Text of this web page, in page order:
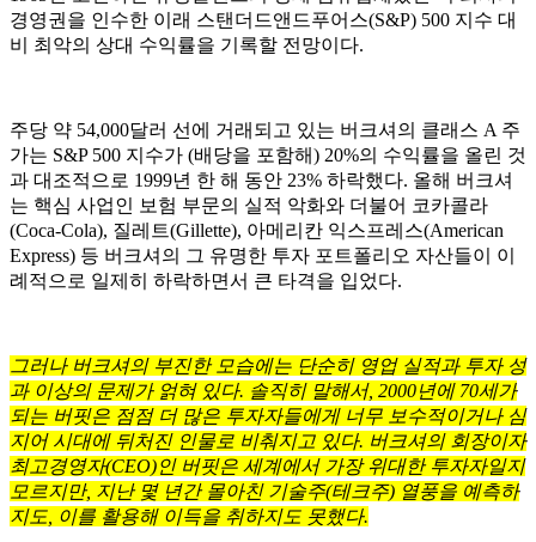
경영권을 인수한 이래 스탠더드앤드푸어스(S&P) 500 지수 대
비 최악의 상대 수익률을 기록할 전망이다.
주당 약 54,000달러 선에 거래되고 있는 버크셔의 클래스 A 주
가는 S&P 500 지수가 (배당을 포함해) 20%의 수익률을 올린 것
과 대조적으로 1999년 한 해 동안 23% 하락했다. 올해 버크셔
는 핵심 사업인 보험 부문의 실적 악화와 더불어 코카콜라
(Coca-Cola), 질레트(Gillette), 아메리칸 익스프레스(American
Express) 등 버크셔의 그 유명한 투자 포트폴리오 자산들이 이
례적으로 일제히 하락하면서 큰 타격을 입었다.
그러나 버크셔의 부진한 모습에는 단순히 영업 실적과 투자 성
과 이상의 문제가 얽혀 있다. 솔직히 말해서, 2000년에 70세가
되는 버핏은 점점 더 많은 투자자들에게 너무 보수적이거나 심
지어 시대에 뒤처진 인물로 비춰지고 있다. 버크셔의 회장이자
최고경영자(CEO)인 버핏은 세계에서 가장 위대한 투자자일지
모르지만, 지난 몇 년간 몰아친 기술주(테크주) 열풍을 예측하
지도, 이를 활용해 이득을 취하지도 못했다.